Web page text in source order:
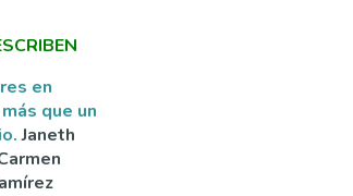
en
que un
Janeth